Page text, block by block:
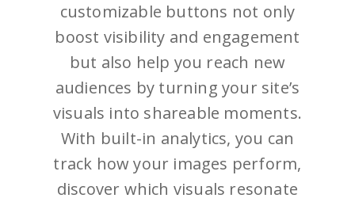
customizable buttons not only
boost visibility and engagement
but also help you reach new
audiences by turning your site’s
visuals into shareable moments.
With built-in analytics, you can
track how your images perform,
discover which visuals resonate